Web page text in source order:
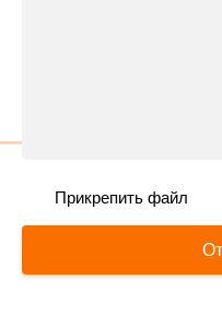
Прикрепить файл